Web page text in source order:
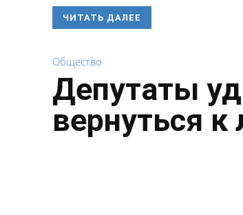
ЧИТАТЬ ДАЛЕЕ
Общество
Депутаты
вернуться к